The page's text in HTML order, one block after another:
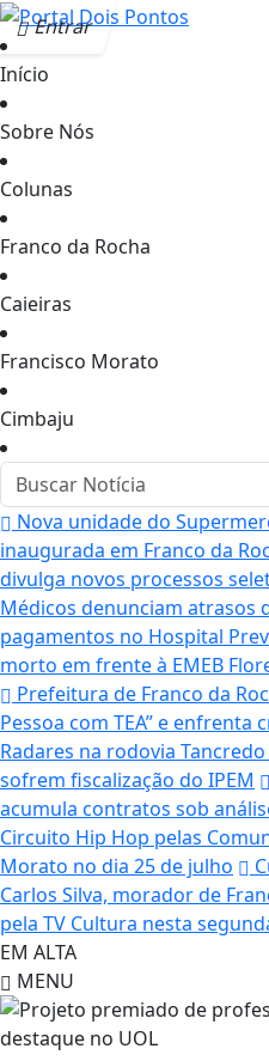
Entrar
Início
Sobre Nós
Colunas
Franco da Rocha
Caieiras
Francisco Morato
Cimbaju
Nova unidade do
inaugurada em Franco da
divulga novos processos
Médicos denunciam atrasos
pagamentos no Hospital
morto em frente à EMEB
Prefeitura de Franco da
Pessoa com TEA” e enfrenta
Radares na rodovia
sofrem fiscalização do IPEM
acumula contratos sob
Circuito Hip Hop pelas
Morato no dia 25 de julho
Carlos Silva, morador de
pela TV Cultura nesta
EM ALTA
MENU